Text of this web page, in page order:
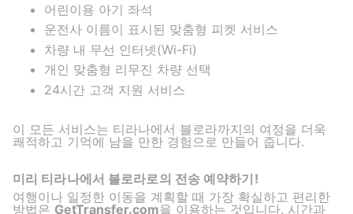
어린이용 아기 좌석
운전사 이름이 표시된 맞춤형 피켓 서비스
차량 내 무선 인터넷(Wi-Fi)
개인 맞춤형 리무진 차량 선택
24시간 고객 지원 서비스
이 모든 서비스는 티라나에서 블로라까지의 여정을 더욱
쾌적하고 기억에 남을 만한 경험으로 만들어 줍니다.
미리 티라나에서 블로라로의 전송 예약하기!
여행이나 일정한 이동을 계획할 때 가장 확실하고 편리한
방법은 GetTransfer.com을 이용하는 것입니다. 시간과